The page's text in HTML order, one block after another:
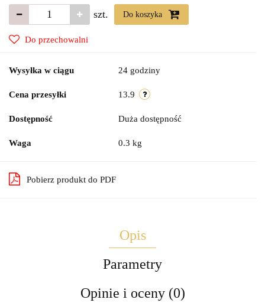
szt. Do koszyka
Do przechowalni
Wysyłka w ciągu 24 godziny
Cena przesyłki 13.9
Dostępność Duża dostępność
Waga 0.3 kg
Pobierz produkt do PDF
Opis
Parametry
Opinie i oceny (0)